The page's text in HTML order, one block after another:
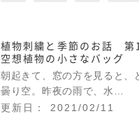
植物刺繍と季節のお話 第
空想植物の小さなバッグ
朝起きて、窓の方を見ると、
曇り空。昨夜の雨で、水…
更新日： 2021/02/11